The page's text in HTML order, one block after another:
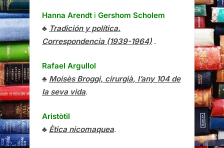
Hanna Arendt i Gershom Scholem
♣ Tradición y política.
Correspondencia (1939-1964) .
Rafael Argullol
♣ Moisès Broggi, cirurgià, l’any 104 de
la seva vida.
Aristòtil
♣ Ètica nicomaquea.